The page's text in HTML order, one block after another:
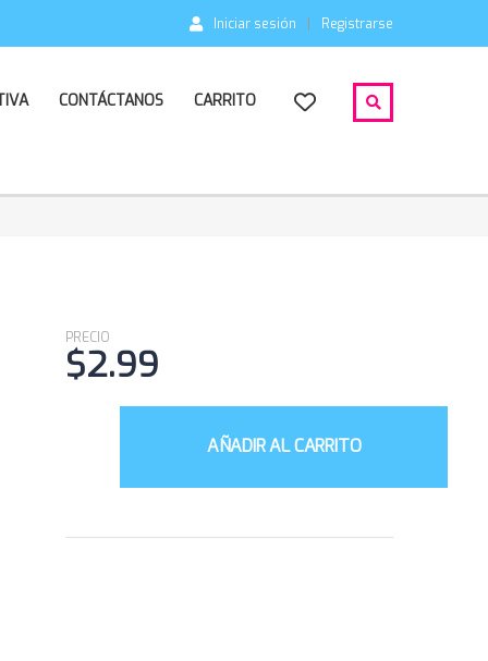
Iniciar sesión Registrarse
CONTÁCTANOS CARRITO
PRECIO
$2.99
AÑADIR AL CARRITO